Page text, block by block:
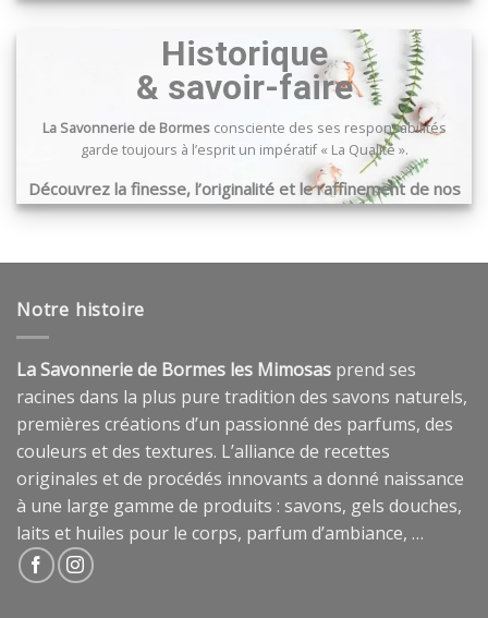
Historique
& savoir-faire
La Savonnerie de Bormesconsciente des ses responsabilités
garde toujours à l’esprit un impératif « La Qualité ».
Découvrez la finesse, l’originalité et le raffinement de nos
produits …
Notre histoire
La Savonnerie de Bormes les Mimosas prend ses
racines dans la plus pure tradition des savons naturels,
premières créations d’un passionné des parfums, des
couleurs et des textures. L’alliance de recettes
originales et de procédés innovants a donné naissance
à une large gamme de produits : savons, gels douches,
laits et huiles pour le corps, parfum d’ambiance, …